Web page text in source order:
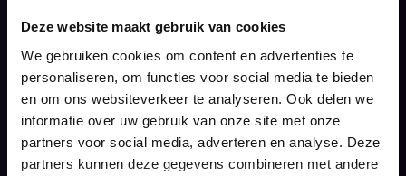
Deze website maakt gebruik van cookies
We gebruiken cookies om content en advertenties te
personaliseren, om functies voor social media te bieden
en om ons websiteverkeer te analyseren. Ook delen we
informatie over uw gebruik van onze site met onze
partners voor social media, adverteren en analyse. Deze
partners kunnen deze gegevens combineren met andere
READ MORE